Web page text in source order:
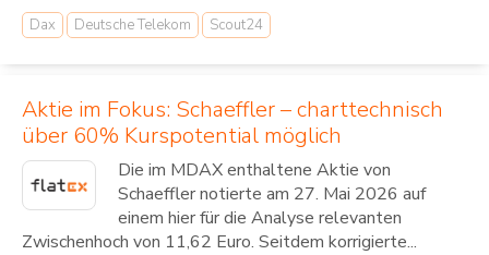
Dax Deutsche Telekom Scout24
Aktie im Fokus: Schaeffler – charttechnisch
über 60% Kurspotential möglich
Die im MDAX enthaltene Aktie von
Schaeffler notierte am 27. Mai 2026 auf
einem hier für die Analyse relevanten
Zwischenhoch von 11,62 Euro. Seitdem korrigierte...